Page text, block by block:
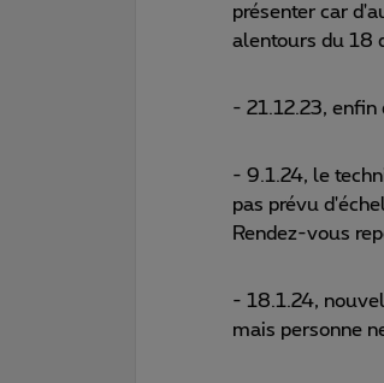
présenter car
alentours du 18
- 21.12.23, enfin
- 9.1.24, le
pas prévu
Rendez-vous
- 18.1.24,
mais personne